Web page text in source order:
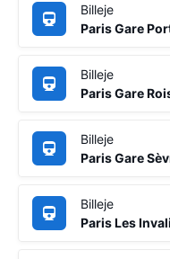
Billeje
Paris Gare
Billeje
Paris Gare
Billeje
Paris Gare
Billeje
Paris Les